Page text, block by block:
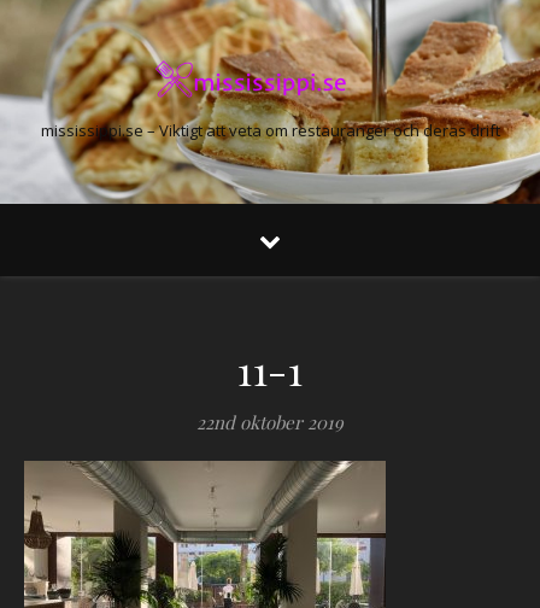
mississippi.se – Viktigt att veta om restauranger och deras drift
11-1
22nd oktober 2019